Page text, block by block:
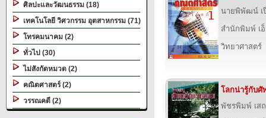
ศิลปะและวัฒนธรรม (18)
เทคโนโลยี วิศวกรรม อุตสาหกรรม (71)
โทรคมนาคม (2)
ทั่วไป (30)
ไม่สังกัดหมวด (2)
คณิตศาสตร์ (2)
วรรณคดี (2)
นายพิพัฒน์ เ
สำนักพิมพ์ เ
วิทยาศาสตร์
โลกน่ารู้กับศั
พัชรพิมพ์ เส